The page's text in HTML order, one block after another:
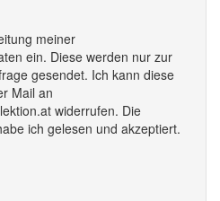
meiner
ein. Diese werden nur zur
gesendet. Ich kann diese
Mail an
widerrufen. Die
ich gelesen und akzeptiert.